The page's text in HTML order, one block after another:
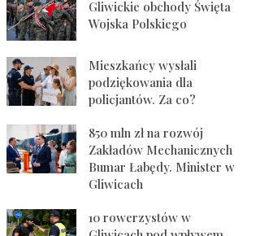
Gliwickie obchody Święta
Wojska Polskiego
Mieszkańcy wysłali
podziękowania dla
policjantów. Za co?
850 mln zł na rozwój
Zakładów Mechanicznych
Bumar Łabędy. Minister w
Gliwicach
10 rowerzystów w